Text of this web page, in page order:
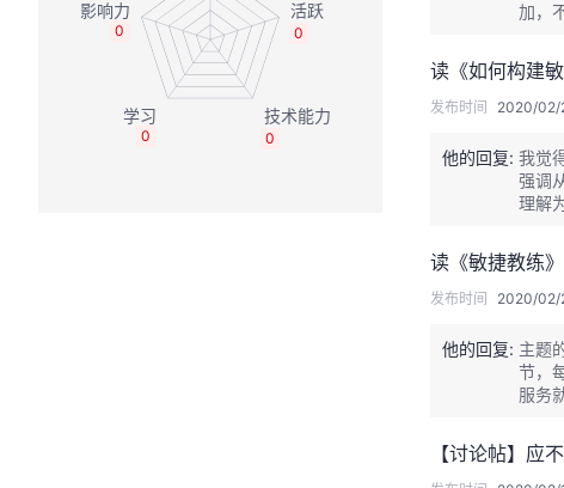
0
0
0
0
加，
读《如何构建
发布时间 2020/02/
他的回复: 我觉
强调
理解
读《敏捷教练
发布时间 2020/02/
他的回复: 主题
节，
服务
能
【讨论帖】应